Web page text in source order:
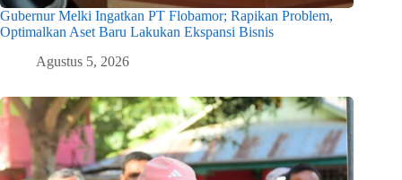
Gubernur Melki Ingatkan PT Flobamor; Rapikan Problem,
Optimalkan Aset Baru Lakukan Ekspansi Bisnis
Agustus 5, 2026